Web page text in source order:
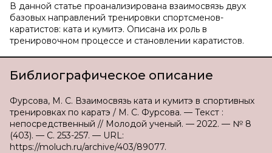
В данной статье проанализирована взаимосвязь двух
базовых направлений тренировки спортсменов-
каратистов: ката и кумитэ. Описана их роль в
тренировочном процессе и становлении каратистов.
Библиографическое описание
Фурсова, М. С. Взаимосвязь ката и кумитэ в спортивных
тренировках по каратэ / М. С. Фурсова. — Текст :
непосредственный // Молодой ученый. — 2022. — № 8
(403). — С. 253-257. — URL:
https://moluch.ru/archive/403/89077.